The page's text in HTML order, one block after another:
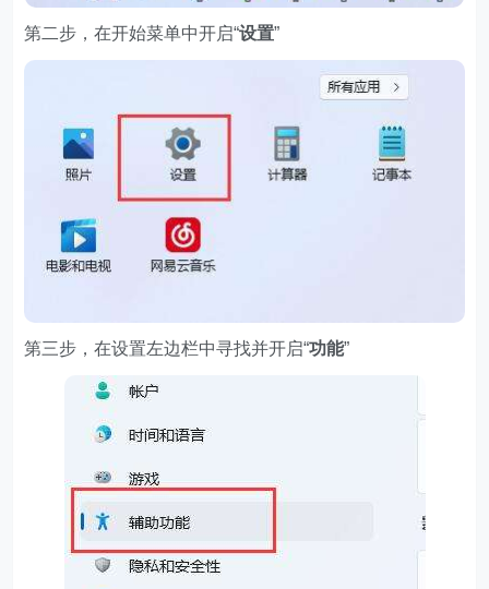
第二步，在开始菜单中开启“设置”
第三步，在设置左边栏中寻找并开启“功能”